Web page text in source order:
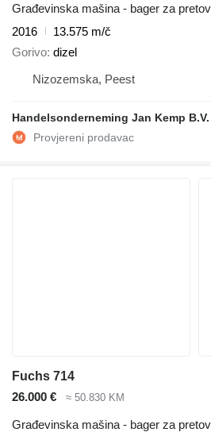
Građevinska mašina - bager za
2016
13.575 m/č
Gorivo dizel
Nizozemska, Peest
Handelsonderneming Jan Kemp B.V.
Fuchs 714
26.000 €
≈ 50.830 KM
Građevinska mašina - bager za